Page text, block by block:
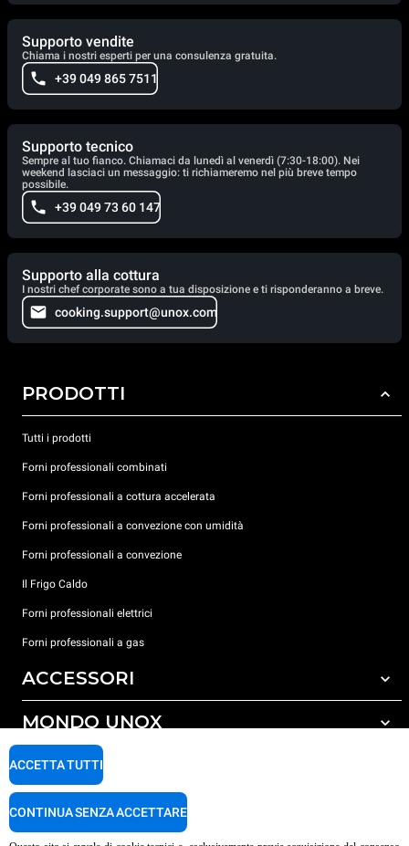
Supporto vendite
Chiama i nostri esperti per una consulenza gratuita.
+39 049 865 7511
Supporto tecnico
Sempre al tuo fianco. Chiamaci da lunedì al venerdì (7:30-18:00). Nei
weekend lasciaci un messaggio: ti richiameremo nel più breve tempo
possibile.
+39 049 73 60 147
Supporto alla cottura
I nostri chef corporate sono a tua disposizione e ti risponderanno a breve.
cooking.support@unox.com
PRODOTTI
Tutti i prodotti
Forni professionali combinati
Forni professionali a cottura accelerata
Forni professionali a convezione con umidità
Forni professionali a convezione
Il Frigo Caldo
Forni professionali elettrici
Forni professionali a gas
ACCESSORI
Tutti gli accessori
Detergenti per lavaggio automatico
Detergenti per lavaggio manuale
Trattamento acqua con filtro a resine
MONDO UNOX
Le nostre sedi nel mondo
Carriere Unox
SUPPORTO
Garanzia Unox
ACCETTA TUTTI
CONTINUA SENZA ACCETTARE